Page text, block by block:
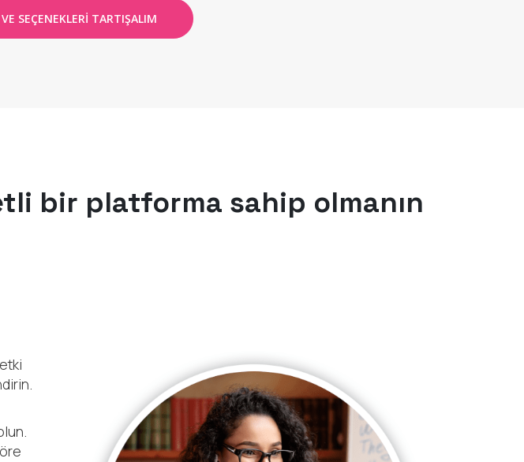
SEÇENEKLERI TARTIŞALIM
bir platforma sahip olmanın